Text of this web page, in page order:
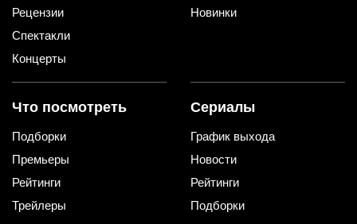
Рецензии
Спектакли
Концерты
Новинки
Что посмотреть
Подборки
Премьеры
Рейтинги
Трейлеры
Сериалы
График выхода
Новости
Рейтинги
Подборки